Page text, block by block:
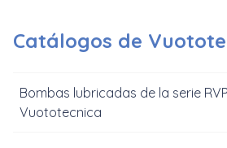
Catálogos de
Bombas lubricadas de la serie
Vuototecnica